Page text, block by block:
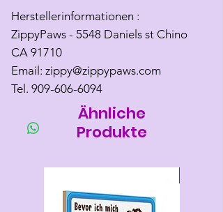
Herstellerinformationen :
ZippyPaws - 5548 Daniels st Chino
CA 91710
Email: zippy@zippypaws.com
Tel. 909-606-6094
Ähnliche
Produkte